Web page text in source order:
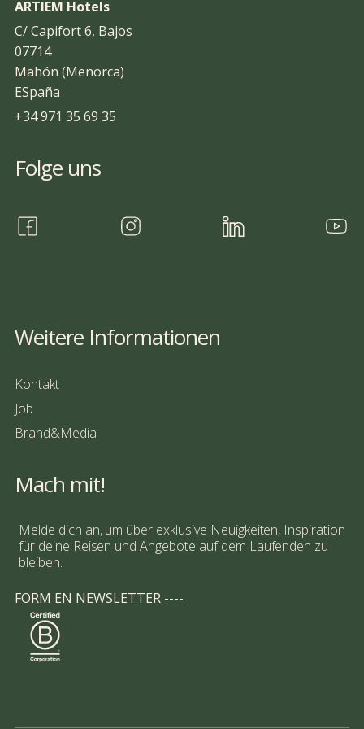
ARTIEM Hotels
C/ Capifort 6, Bajos
07714
Mahón (Menorca)
ESpaña
+34 971 35 69 35
Folge uns
Weitere Informationen
Kontakt
Job
Brand&Media
Mach mit!
Melde dich an, um über exklusive Neuigkeiten, Inspiration
für deine Reisen und Angebote auf dem Laufenden zu
bleiben.
FORM EN NEWSLETTER ----